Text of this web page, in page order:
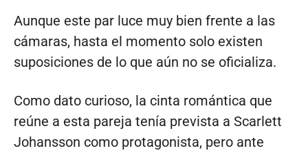
Aunque este par luce muy bien frente a las
cámaras, hasta el momento solo existen
suposiciones de lo que aún no se oficializa.
Como dato curioso, la cinta romántica que
reúne a esta pareja tenía prevista a Scarlett
Johansson como protagonista, pero ante